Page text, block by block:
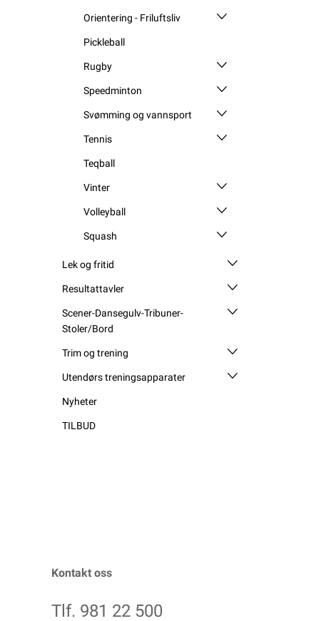
Orientering - Friluftsliv
Pickleball
Rugby
Speedminton
Svømming og vannsport
Tennis
Teqball
Vinter
Volleyball
Squash
Lek og fritid
Resultattavler
Scener-Dansegulv-Tribuner-
Stoler/Bord
Trim og trening
Utendørs treningsapparater
Nyheter
TILBUD
Kontakt oss
Tlf. 981 22 500